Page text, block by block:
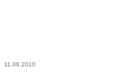
11.06.2010